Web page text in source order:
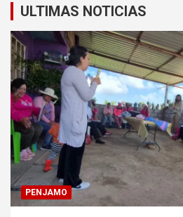
ULTIMAS NOTICIAS
PENJAMO